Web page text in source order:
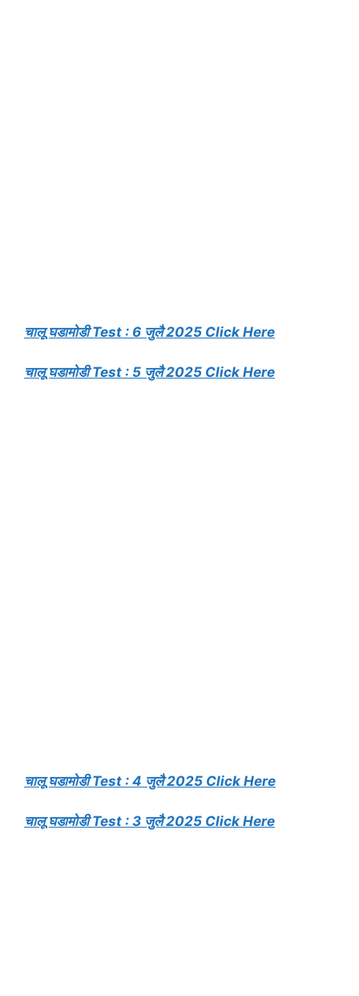
चालू घडामोडी Test : 6 जुलै 2025 Click Here
चालू घडामोडी Test : 5 जुलै 2025 Click Here
चालू घडामोडी Test : 4 जुलै 2025 Click Here
चालू घडामोडी Test : 3 जुलै 2025 Click Here